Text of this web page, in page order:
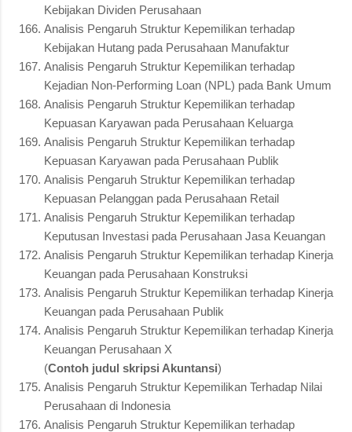
Kebijakan Dividen Perusahaan
Analisis Pengaruh Struktur Kepemilikan terhadap
Kebijakan Hutang pada Perusahaan Manufaktur
Analisis Pengaruh Struktur Kepemilikan terhadap
Kejadian Non-Performing Loan (NPL) pada Bank Umum
Analisis Pengaruh Struktur Kepemilikan terhadap
Kepuasan Karyawan pada Perusahaan Keluarga
Analisis Pengaruh Struktur Kepemilikan terhadap
Kepuasan Karyawan pada Perusahaan Publik
Analisis Pengaruh Struktur Kepemilikan terhadap
Kepuasan Pelanggan pada Perusahaan Retail
Analisis Pengaruh Struktur Kepemilikan terhadap
Keputusan Investasi pada Perusahaan Jasa Keuangan
Analisis Pengaruh Struktur Kepemilikan terhadap Kinerja
Keuangan pada Perusahaan Konstruksi
Analisis Pengaruh Struktur Kepemilikan terhadap Kinerja
Keuangan pada Perusahaan Publik
Analisis Pengaruh Struktur Kepemilikan terhadap Kinerja
Keuangan Perusahaan X
(Contoh judul skripsi Akuntansi)
Analisis Pengaruh Struktur Kepemilikan Terhadap Nilai
Perusahaan di Indonesia
Analisis Pengaruh Struktur Kepemilikan terhadap